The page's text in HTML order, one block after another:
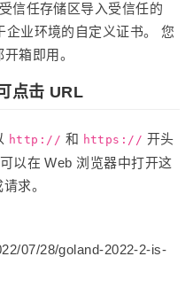
信任存储区导入受信任的
企业环境的自定义证书。 您
箱即用。
点击 URL
http:// 和 https:// 开头
以在 Web 浏览器中打开这
求。
07/28/goland-2022-2-is-